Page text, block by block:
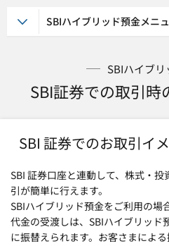
SBIハイブ
SBI証券での取引
SBI 証券でのお取引イ
SBI 証券口座と連動して、株式・
引が簡単に行えます。
SBIハイブリッド預金をご利用の場
代金の受渡しは、SBIハイブリッド
に振替えられます。お客さまによる
SBIハイブリッド預金メニ